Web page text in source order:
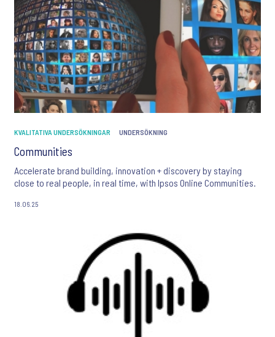
KVALITATIVA UNDERSÖKNINGAR UNDERSÖKNING
Communities
Accelerate brand building, innovation + discovery by staying
close to real people, in real time, with Ipsos Online Communities.
18.06.25